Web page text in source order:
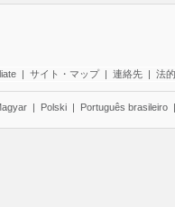
| サイト・マップ | 連絡先 | 法
| Polski | Português brasileiro